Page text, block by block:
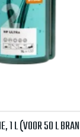
1 L (VOOR 50 L